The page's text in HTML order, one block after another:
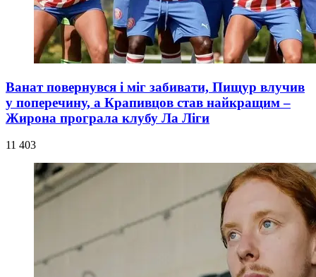
Ванат повернувся і міг забивати, Пищур влучив
у поперечину, а Крапивцов став найкращим –
Жирона програла клубу Ла Ліги
11 403